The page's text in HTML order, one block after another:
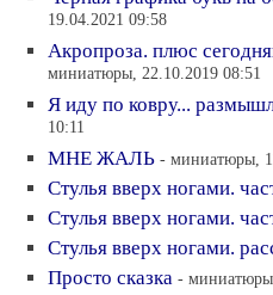
19.04.2021 09:58
Акропроза. плюс
миниатюры, 22.10.2019 08:51
Я иду по ковру...
10:11
МНЕ ЖАЛЬ - миниатюры,
Стулья вверх ногами.
Стулья вверх ногами.
Стулья вверх ногами.
Просто сказка -